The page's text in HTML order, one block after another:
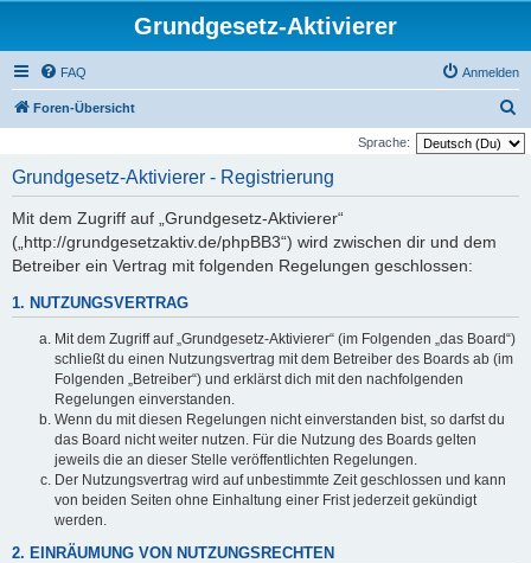
Grundgesetz-Aktivierer
FAQ Anmelden
Foren-Übersicht
u
Sprache:
Grundgesetz-Aktivierer - Registrierung
Mit dem Zugriff auf „Grundgesetz-Aktivierer“
(„http://grundgesetzaktiv.de/phpBB3“) wird zwischen dir und dem
Betreiber ein Vertrag mit folgenden Regelungen geschlossen:
1. NUTZUNGSVERTRAG
Mit dem Zugriff auf „Grundgesetz-Aktivierer“ (im Folgenden „das Board“)
schließt du einen Nutzungsvertrag mit dem Betreiber des Boards ab (im
Folgenden „Betreiber“) und erklärst dich mit den nachfolgenden
Regelungen einverstanden.
Wenn du mit diesen Regelungen nicht einverstanden bist, so darfst du
das Board nicht weiter nutzen. Für die Nutzung des Boards gelten
jeweils die an dieser Stelle veröffentlichten Regelungen.
Der Nutzungsvertrag wird auf unbestimmte Zeit geschlossen und kann
von beiden Seiten ohne Einhaltung einer Frist jederzeit gekündigt
werden.
2. EINRÄUMUNG VON NUTZUNGSRECHTEN